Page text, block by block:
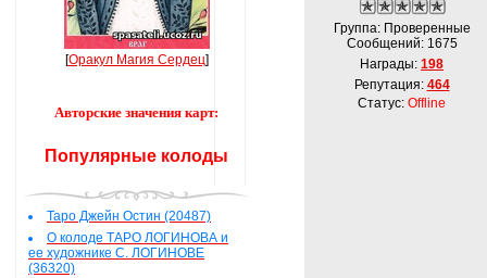
[Оракул Магия Сердец]
Авторские значения карт:
Популярные колоды
Таро Джейн Остин (20487)
О колоде ТАРО ЛОГИНОВА и
ее художнике С. ЛОГИНОВЕ
(36320)
Группа: Проверенные
Сообщений: 1675
Награды: 198
Репутация: 464
Статус: Offline